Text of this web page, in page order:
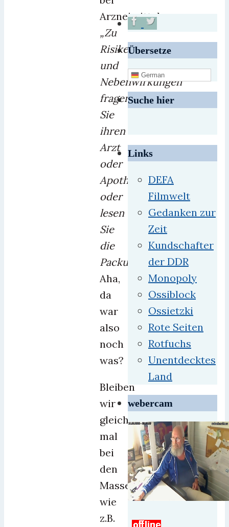
Arzneimitteln:
„Zu
Risiken
und
Nebenwirkungen
fragen
Sie
ihren
Arzt
oder
Apotheker
oder
lesen
Sie
die
Packungsbeilage.“
Aha,
da
war
also
noch
was?
Bleiben
wir
gleich
mal
bei
den
Massenmedien
wie
z.B.
Übersetze
German
Suche hier
Links
DEFA
Filmwelt
Gedanken zur
Zeit
Kundschafter
der DDR
Monopoly
Ossiblock
Ossietzki
Rote Seiten
Rotfuchs
Unentdecktes
Land
webercam